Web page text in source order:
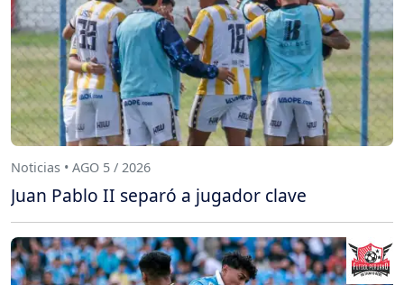
Noticias • AGO 5 / 2026
Juan Pablo II separó a jugador clave